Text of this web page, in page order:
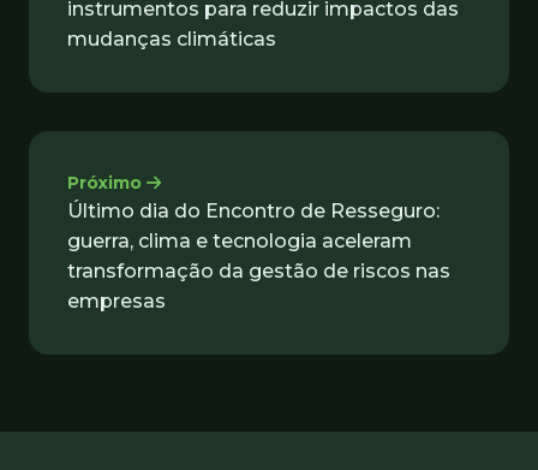
instrumentos para reduzir impactos das
mudanças climáticas
Próximo
Último dia do Encontro de Resseguro:
guerra, clima e tecnologia aceleram
transformação da gestão de riscos nas
empresas